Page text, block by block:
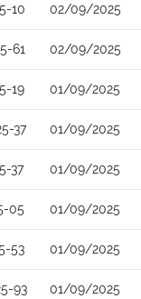
10 02/09/2025
61 02/09/2025
19 01/09/2025
37 01/09/2025
37 01/09/2025
05 01/09/2025
53 01/09/2025
93 01/09/2025